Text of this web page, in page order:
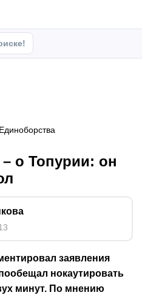
Единоборства
о Топурии: он
заявления
нокаутировать
минут. По мнению